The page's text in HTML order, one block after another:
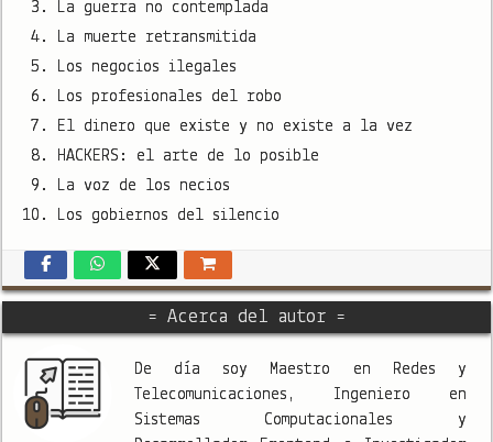
La guerra no contemplada
La muerte retransmitida
Los negocios ilegales
Los profesionales del robo
El dinero que existe y no existe a la vez
HACKERS: el arte de lo posible
La voz de los necios
Los gobiernos del silencio
= Acerca del autor =
De día soy Maestro en Redes y
Telecomunicaciones, Ingeniero en
Sistemas Computacionales y